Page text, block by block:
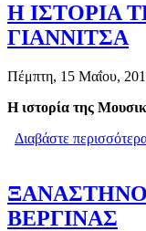
Η ΙΣΤΟΡΙΑ
ΓΙΑΝΝΙΤΣΑ
Πέμπτη, 15 Μαΐου,
Η ιστορία της
Διαβάστε
ΒΕΡΓΙΝΑΣ